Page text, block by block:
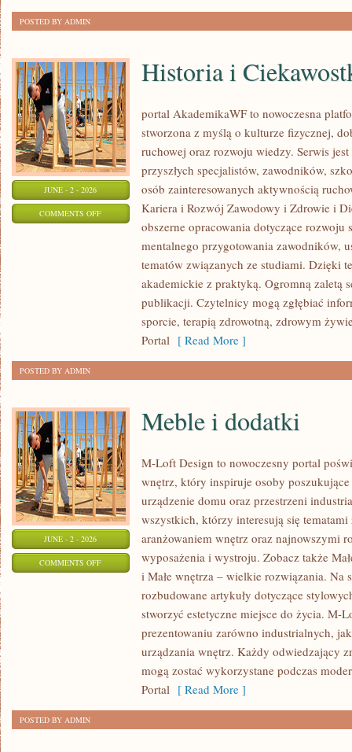
POSTED BY ADMIN
JUNE - 2 - 2026
COMMENTS OFFON
CIEKAWOSTKI
Historia i
portal AkademikaWF to nowoczesna
stworzona z myślą o kulturze fizycznej,
ruchowej oraz rozwoju wiedzy. Serwis
przyszłych specjalistów, zawodników,
osób zainteresowanych aktywnością
Kariera i Rozwój Zawodowy i Zdrowie i
obszerne opracowania dotyczące rozwoju
mentalnego przygotowania zawodników,
tematów związanych ze studiami. Dzięki
akademickie z praktyką. Ogromną zaletą
publikacji. Czytelnicy mogą zgłębiać
sporcie, terapią zdrowotną, zdrowym
Portal [ Read More ]
POSTED BY ADMIN
JUNE - 2 - 2026
COMMENTS OFFON
Meble i dodatki
M-Loft Design to nowoczesny portal
wnętrz, który inspiruje osoby
urządzenie domu oraz przestrzeni
wszystkich, którzy interesują się
aranżowaniem wnętrz oraz najnowszymi
wyposażenia i wystroju. Zobacz także
i Małe wnętrza – wielkie rozwiązania. Na
rozbudowane artykuły dotyczące
stworzyć estetyczne miejsce do życia. M-
prezentowaniu zarówno industrialnych,
urządzania wnętrz. Każdy odwiedzający
mogą zostać wykorzystane podczas
Portal [ Read More ]
POSTED BY ADMIN